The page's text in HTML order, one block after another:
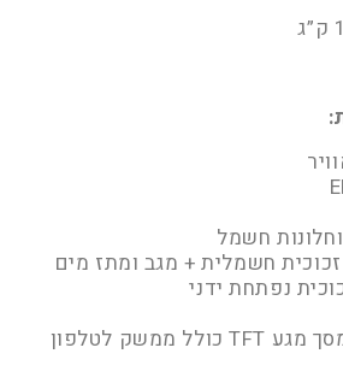
חשמל
חשמלית + מגב ומתז מים
נפתחת ידני
צג שעונים 8″ מסך מגע TFT כולל ממשק לטלפון